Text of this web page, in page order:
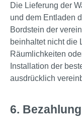
Die Lieferung der
und dem Entladen
Bordstein der
beinhaltet nicht die
Räumlichkeiten
Installation der
ausdrücklich
6. Bezahlung